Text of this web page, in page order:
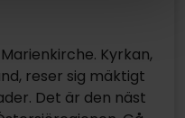
Kyrkan,
reser sig mäktigt
Det är den näst